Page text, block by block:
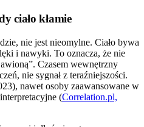
ciało kłamie
nie jest nieomylne. Ciało bywa
i nawyki. To oznacza, że nie
Czasem wewnętrzny
nie sygnał z teraźniejszości.
nawet osoby zaawansowane w
(Correlation.pl,